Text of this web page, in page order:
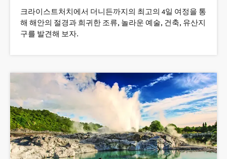
크라이스트처치에서 더니든까지의 최고의 4일 여정을 통
해 해안의 절경과 희귀한 조류, 놀라운 예술, 건축, 유산지
구를 발견해 보자.